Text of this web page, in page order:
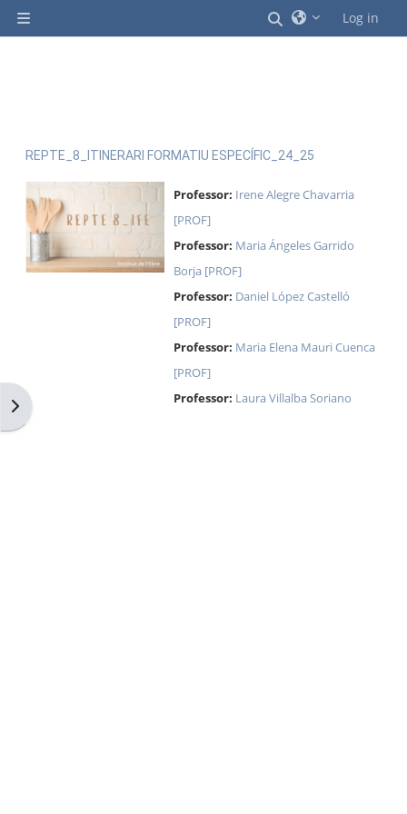
Panell lateral
CommutaLog in
Obre el calaix de blocs
REPTE_8_ITINERARI FORMATIU ESPECÍFIC_24_25
Professor: Irene Alegre Chavarria
[PROF]
Professor: Maria Ángeles Garrido
Borja [PROF]
Professor: Daniel López Castelló
[PROF]
Professor: Maria Elena Mauri Cuenca
[PROF]
Professor: Laura Villalba Soriano